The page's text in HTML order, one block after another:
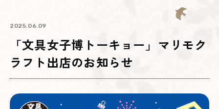
2025.06.09
「文具女子博トーキョー」マリモク
ラフト出店のお知らせ